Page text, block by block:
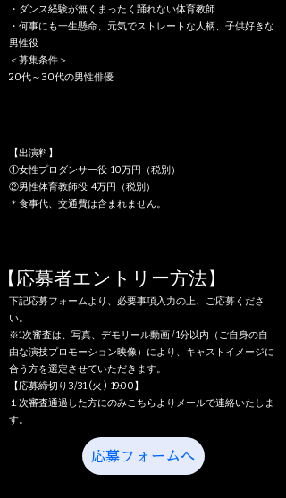
・ダンス経験が無くまったく踊れない体育教師
・何事にも⼀⽣懸命、元気でストレートな⼈柄、⼦供好きな
男性役
＜募集条件＞
20代～30代の男性俳優
【出演料】
①⼥性プロダンサー役 10万円（税別）
②男性体育教師役 4万円（税別）
＊⾷事代、交通費は含まれません。
下記応募フォームより、必要事項入力の上、ご応募くださ
い。
​※1次審査は、写真、デモリール動画 / 1分以内（ご自身の自
由な演技プロモーション映像）により、キャストイメージに
合う方を選定させていただきます。
【応募締切り3/31 (火 ) 19:00】
​１次審査通過した方にのみこちらよりメールで連絡いたしま
す。
応募者エントリー方法】
応募フォームへ